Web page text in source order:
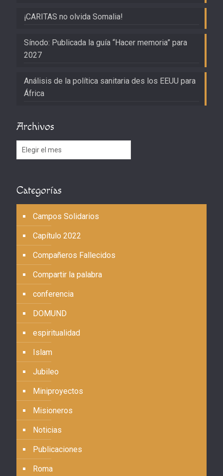
¡CARITAS no olvida Somalia!
Sínodo: Publicada la guía “Hacer memoria” para
2027
Análisis de la política sanitaria des los EEUU para
África
Archivos
Archivos
Categorías
Campos Solidarios
Capítulo 2022
Compañeros Fallecidos
Compartir la palabra
conferencia
DOMUND
espiritualidad
Islam
Jubileo
Miniproyectos
Misioneros
Noticias
Publicaciones
Roma